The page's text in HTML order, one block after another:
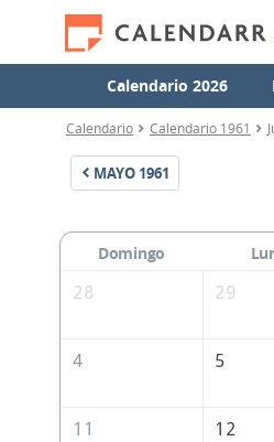
Calendario 2026
Calendario Calendario 1961
MAYO 1961
Domingo
28
29
4 5
11 12